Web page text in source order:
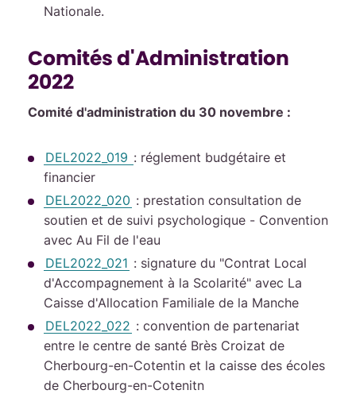
Nationale.
Comités d'Administration
2022
Comité d'administration du 30 novembre :
DEL2022_019 : réglement budgétaire et
financier
DEL2022_020 : prestation consultation de
soutien et de suivi psychologique - Convention
avec Au Fil de l'eau
DEL2022_021 : signature du "Contrat Local
d'Accompagnement à la Scolarité" avec La
Caisse d'Allocation Familiale de la Manche
DEL2022_022 : convention de partenariat
entre le centre de santé Brès Croizat de
Cherbourg-en-Cotentin et la caisse des écoles
de Cherbourg-en-Cotenitn